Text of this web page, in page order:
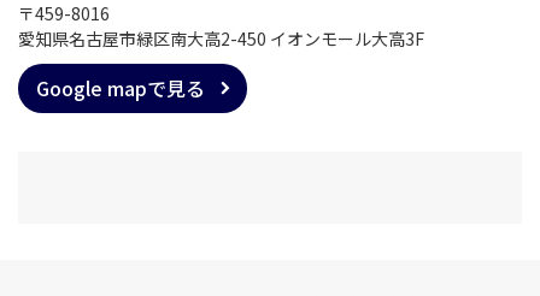
〒459-8016
愛知県名古屋市緑区南大高2-450 イオンモール大高3F
Google mapで見る